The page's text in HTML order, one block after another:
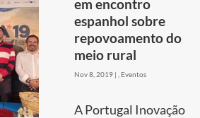
em encontro
espanhol sobre
repovoamento do
meio rural
Nov 8, 2019 | Eventos
A Portugal Inovação